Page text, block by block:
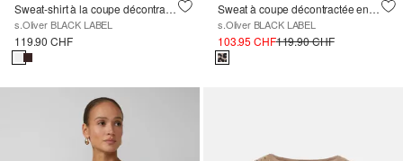
Sweat-shirt à la coupe décontractée avec cordon de serrage à l'ourlet
s.Oliver BLACK LABEL
119.90 CHF
Sweat à coupe décontractée en scuba avec imprimé leo
s.Oliver BLACK LABEL
103.95 CHF119.90 CHF